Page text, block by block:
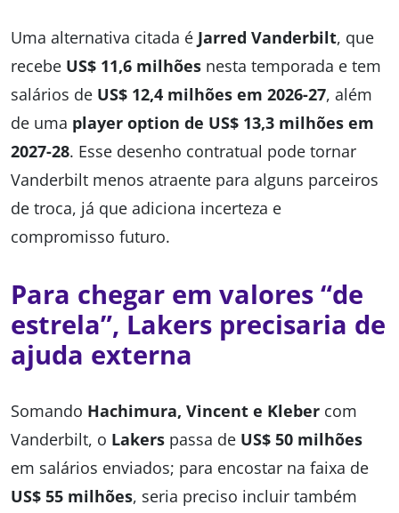
Uma alternativa citada é Jarred Vanderbilt, que
recebe US$ 11,6 milhões nesta temporada e tem
salários de US$ 12,4 milhões em 2026-27, além
de uma player option de US$ 13,3 milhões em
2027-28. Esse desenho contratual pode tornar
Vanderbilt menos atraente para alguns parceiros
de troca, já que adiciona incerteza e
compromisso futuro.
Para chegar em valores “de
estrela”, Lakers precisaria de
ajuda externa
Somando Hachimura, Vincent e Kleber com
Vanderbilt, o Lakers passa de US$ 50 milhões
em salários enviados; para encostar na faixa de
US$ 55 milhões, seria preciso incluir também